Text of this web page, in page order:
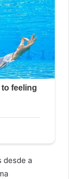
desde a